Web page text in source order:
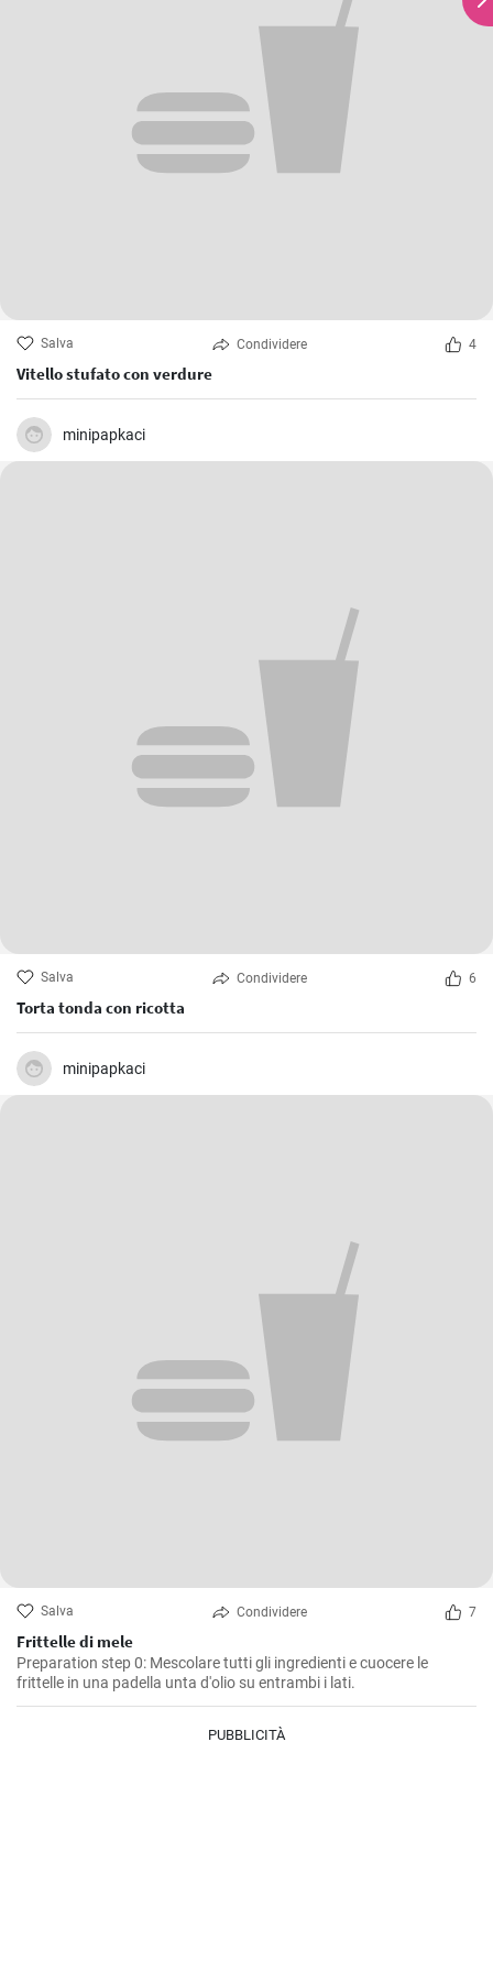
Salva Condividere 4
Vitello stufato con verdure
minipapkaci
Salva Condividere 6
Torta tonda con ricotta
minipapkaci
Salva Condividere 7
Frittelle di mele
Preparation step 0: Mescolare tutti gli ingredienti e cuocere le
frittelle in una padella unta d'olio su entrambi i lati.
PUBBLICITÀ